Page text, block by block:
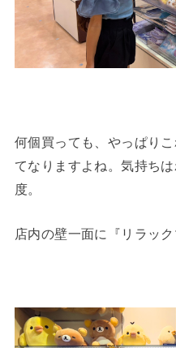
何個買っても、やっぱり
てなりますよね。気持ち
度。
店内の壁一面に『リラック